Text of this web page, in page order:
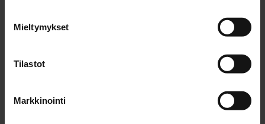
Mieltymykset
Tilastot
Markkinointi